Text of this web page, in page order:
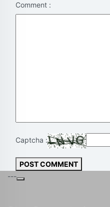
Comment :
Captcha :
POST COMMENT
---